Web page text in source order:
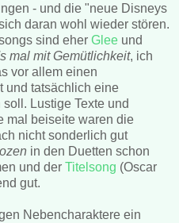
- und die "neue Disneys
daran wohl wieder stören.
sind eher Glee und
mal mit Gemütlichkeit, ich
vor allem einen
und tatsächlich eine
Lustige Texte und
mal beiseite waren die
nicht sonderlich gut
in den Duetten schon
und der Titelsong (Oscar
gut.
Nebencharaktere ein